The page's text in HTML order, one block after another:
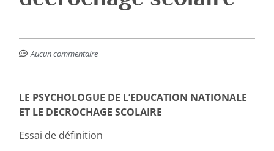
Aucun commentaire
LE PSYCHOLOGUE DE L’EDUCATION NATIONALE
ET LE DECROCHAGE SCOLAIRE
Essai de définition